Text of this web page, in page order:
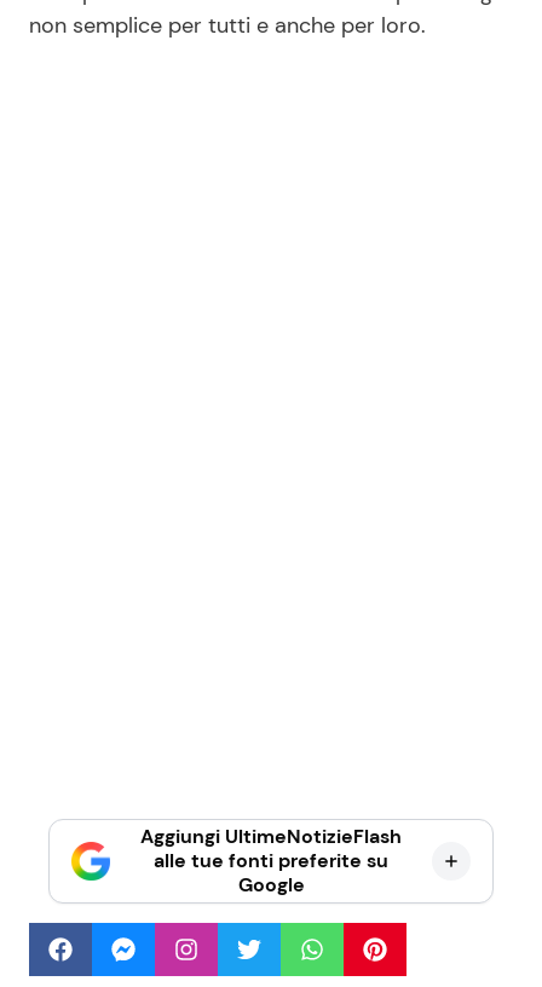
non semplice per tutti e anche per loro.
Aggiungi UltimeNotizieFlash
alle tue fonti preferite su
Google